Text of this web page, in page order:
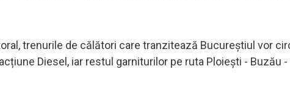
trenurile de călători care tranzitează Bucureștiul vor
Diesel, iar restul garniturilor pe ruta Ploiești - Buzău -